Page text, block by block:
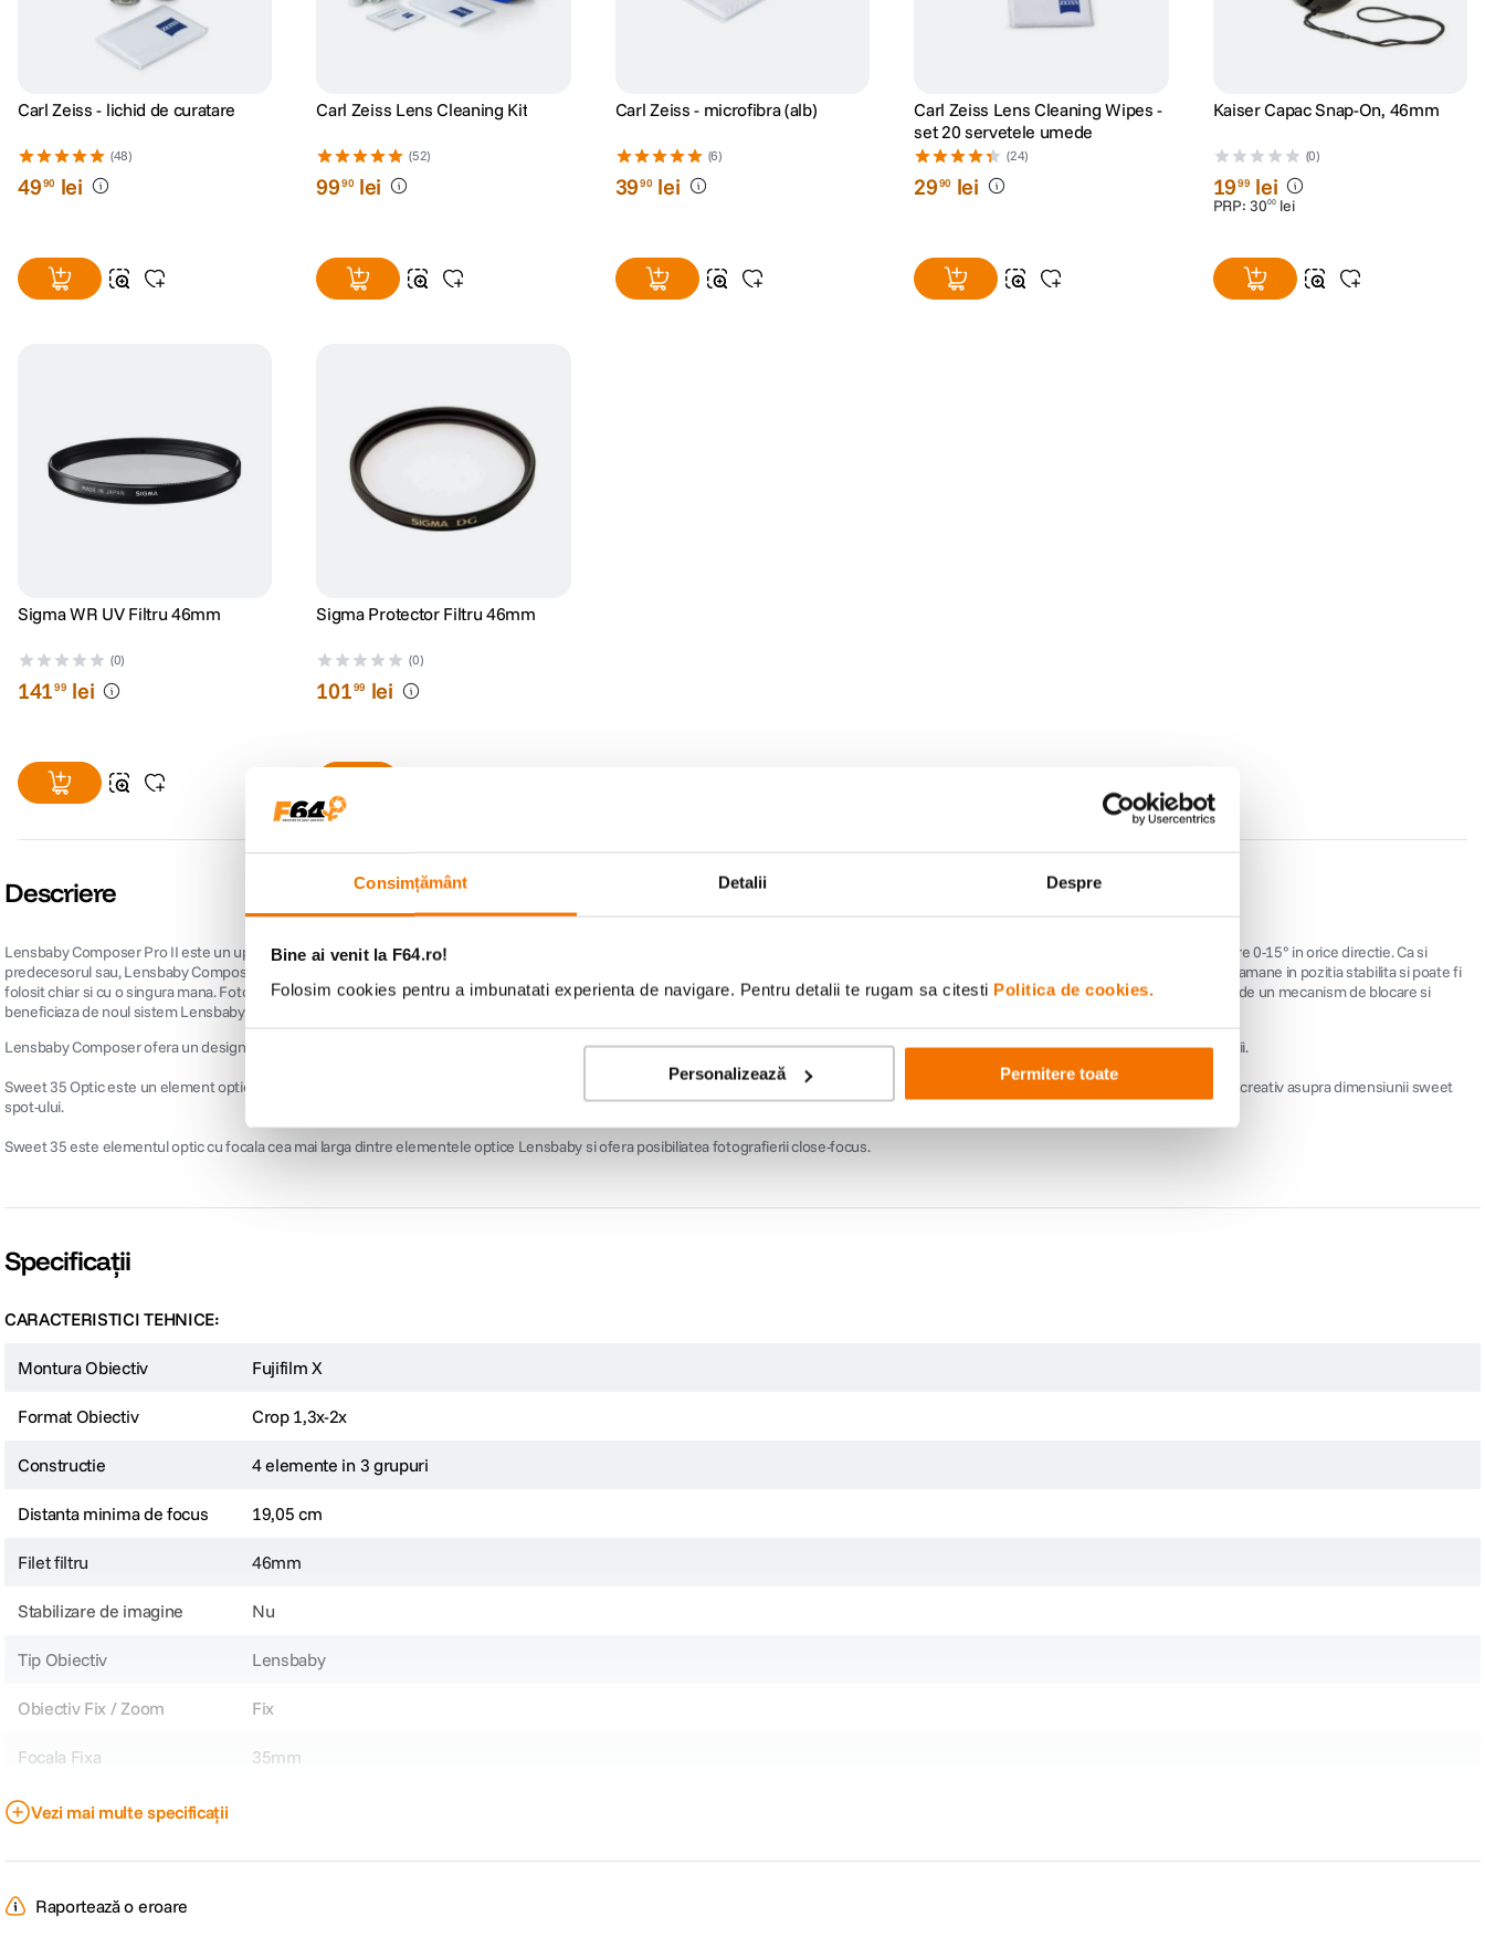
Consimțământ Detalii Despre
Bine ai venit la F64.ro!
Folosim cookies pentru a imbunatati experienta de navigare. Pentru detalii te rugam sa citesti Politica de cookies.
Personalizează Permitere toate
Carl Zeiss - lichid de curatare
(48)
4990 lei
Carl Zeiss Lens Cleaning Kit
(52)
9990 lei
Carl Zeiss - microfibra (alb)
(6)
3990 lei
Carl Zeiss Lens Cleaning Wipes -
set 20 servetele umede
(24)
2990 lei
Kaiser Capac Snap-On, 46mm
(0)
1999 lei
PRP: 3000 lei
Sigma WR UV Filtru 46mm
(0)
14199 lei
Sigma Protector Filtru 46mm
(0)
10199 lei
Descriere
Lensbaby Composer Pro II este un upgrade al modelului Lensbaby Composer Pro, principala caracteristica imbunatatita fiind constructia din metal a obiectivului si posibilitatea de a fi miscat intre 0-15° in orice directie. Ca si
predecesorul sau, Lensbaby Composer Pro II este un obiectiv cu totul nou, bazat pe o configuratie care confera o usurinta nemaiintalnita de a face fotografii cu focus selectiv. Noul Composer ramane in pozitia stabilita si poate fi
folosit chiar si cu o singura mana. Fotografii nu mai trebuie sa apese lentila pentru focalizare, putand folosi acum inelul traditional de focalizare. Obiectivul ramane in pozitia dorita fara a fi nevoie de un mecanism de blocare si
beneficiaza de noul sistem Lensbaby Optic Swap.
Lensbaby Composer ofera un design unic de focus manual care necesita mai multe rotatii pe masura ce focusul se apropie de infinit. Acest lucru usureaza focalizare pe obiecte la distante medii.
Sweet 35 Optic este un element optic de 35mm cu diafragma ajustabila cu 12 lamele care creaza un sweet spot foarte sharp inconjurat de blur. Experimenteaza un nivel neprecedat de control creativ asupra dimensiunii sweet
spot-ului.
Sweet 35 este elementul optic cu focala cea mai larga dintre elementele optice Lensbaby si ofera posibiliatea fotografierii close-focus.
Specificații
CARACTERISTICI TEHNICE:
Montura Obiectiv Fujifilm X
Format Obiectiv Crop 1,3x-2x
Constructie 4 elemente in 3 grupuri
Distanta minima de focus 19,05 cm
Filet filtru 46mm
Stabilizare de imagine Nu
Tip Obiectiv Lensbaby
Obiectiv Fix / Zoom Fix
Focala Fixa 35mm
Nr. lamele diafragma
Plaja diafragme
Vezi mai multe specificații
Raportează o eroare